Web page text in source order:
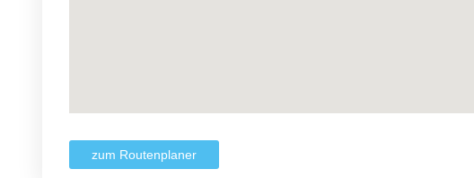
zum Routenplaner